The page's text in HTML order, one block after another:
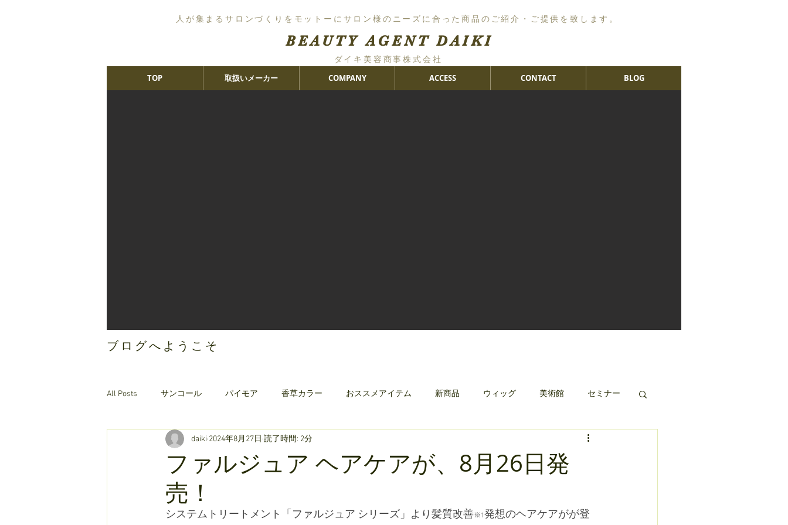
人が集まるサロンづくりをモットーにサロン様のニーズに合った商品のご紹介・ご提供を致します。
BEAUTY AGENT DAIKI
TOP 取扱いメーカー COMPANY ACCESS CONTACT BLOG
ダイキ美容商事株式会社
ブログへようこそ
All Posts サンコール パイモア 香草カラー おススメアイテム 新商品 ウィッグ 美術館 セミナー
オリジナルヘアケア クリレージュ
ファルジュア ヘアケアが、8月26日発
売！
daiki 2024年8月27日 読了時間: 2分
システムトリートメント「ファルジュア シリーズ」より髪質改善※1発想のヘアケアがが登